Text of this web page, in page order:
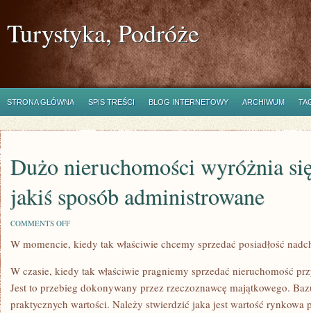
Turystyka, Podróże
STRONA GŁÓWNA SPIS TREŚCI BLOG INTERNETOWY ARCHIWUM
Dużo nieruchomości wyróżnia
jakiś sposób administrowane
COMMENTS OFFON
NIERUCHOMOŚCI
WYRÓŻNIA
TYM,
ŻE
SĄ
JAKIŚ
W momencie, kiedy tak właściwie chcemy sprzedać posiadłość
W czasie, kiedy tak właściwie pragniemy sprzedać nieruchomość
Jest to przebieg dokonywany przez rzeczoznawcę majątkowego.
praktycznych wartości. Należy stwierdzić jaka jest wartość rynkowa